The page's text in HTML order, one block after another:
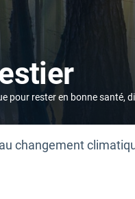
pour rester en bonne santé,
changement